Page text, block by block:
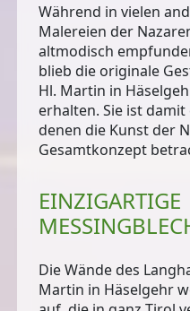
Während in vielen
Malereien der
altmodisch
blieb die originale
Hl. Martin in
erhalten. Sie ist
denen die Kunst der
Gesamtkonzept
EINZIGARTIGE
Die Wände des
Martin in Häselgehr